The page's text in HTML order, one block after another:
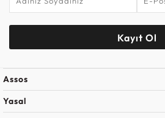
Kayıt Ol
Assos
Yasal